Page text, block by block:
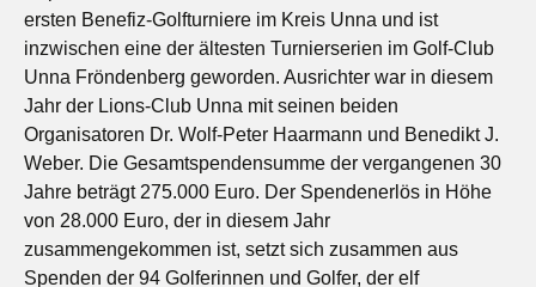
ersten Benefiz-Golfturniere im Kreis Unna und ist
inzwischen eine der ältesten Turnierserien im Golf-Club
Unna Fröndenberg geworden. Ausrichter war in diesem
Jahr der Lions-Club Unna mit seinen beiden
Organisatoren Dr. Wolf-Peter Haarmann und Benedikt J.
Weber. Die Gesamtspendensumme der vergangenen 30
Jahre beträgt 275.000 Euro. Der Spendenerlös in Höhe
von 28.000 Euro, der in diesem Jahr
zusammengekommen ist, setzt sich zusammen aus
Spenden der 94 Golferinnen und Golfer, der elf